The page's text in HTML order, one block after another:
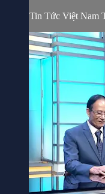
Tin Tức Việt Nam